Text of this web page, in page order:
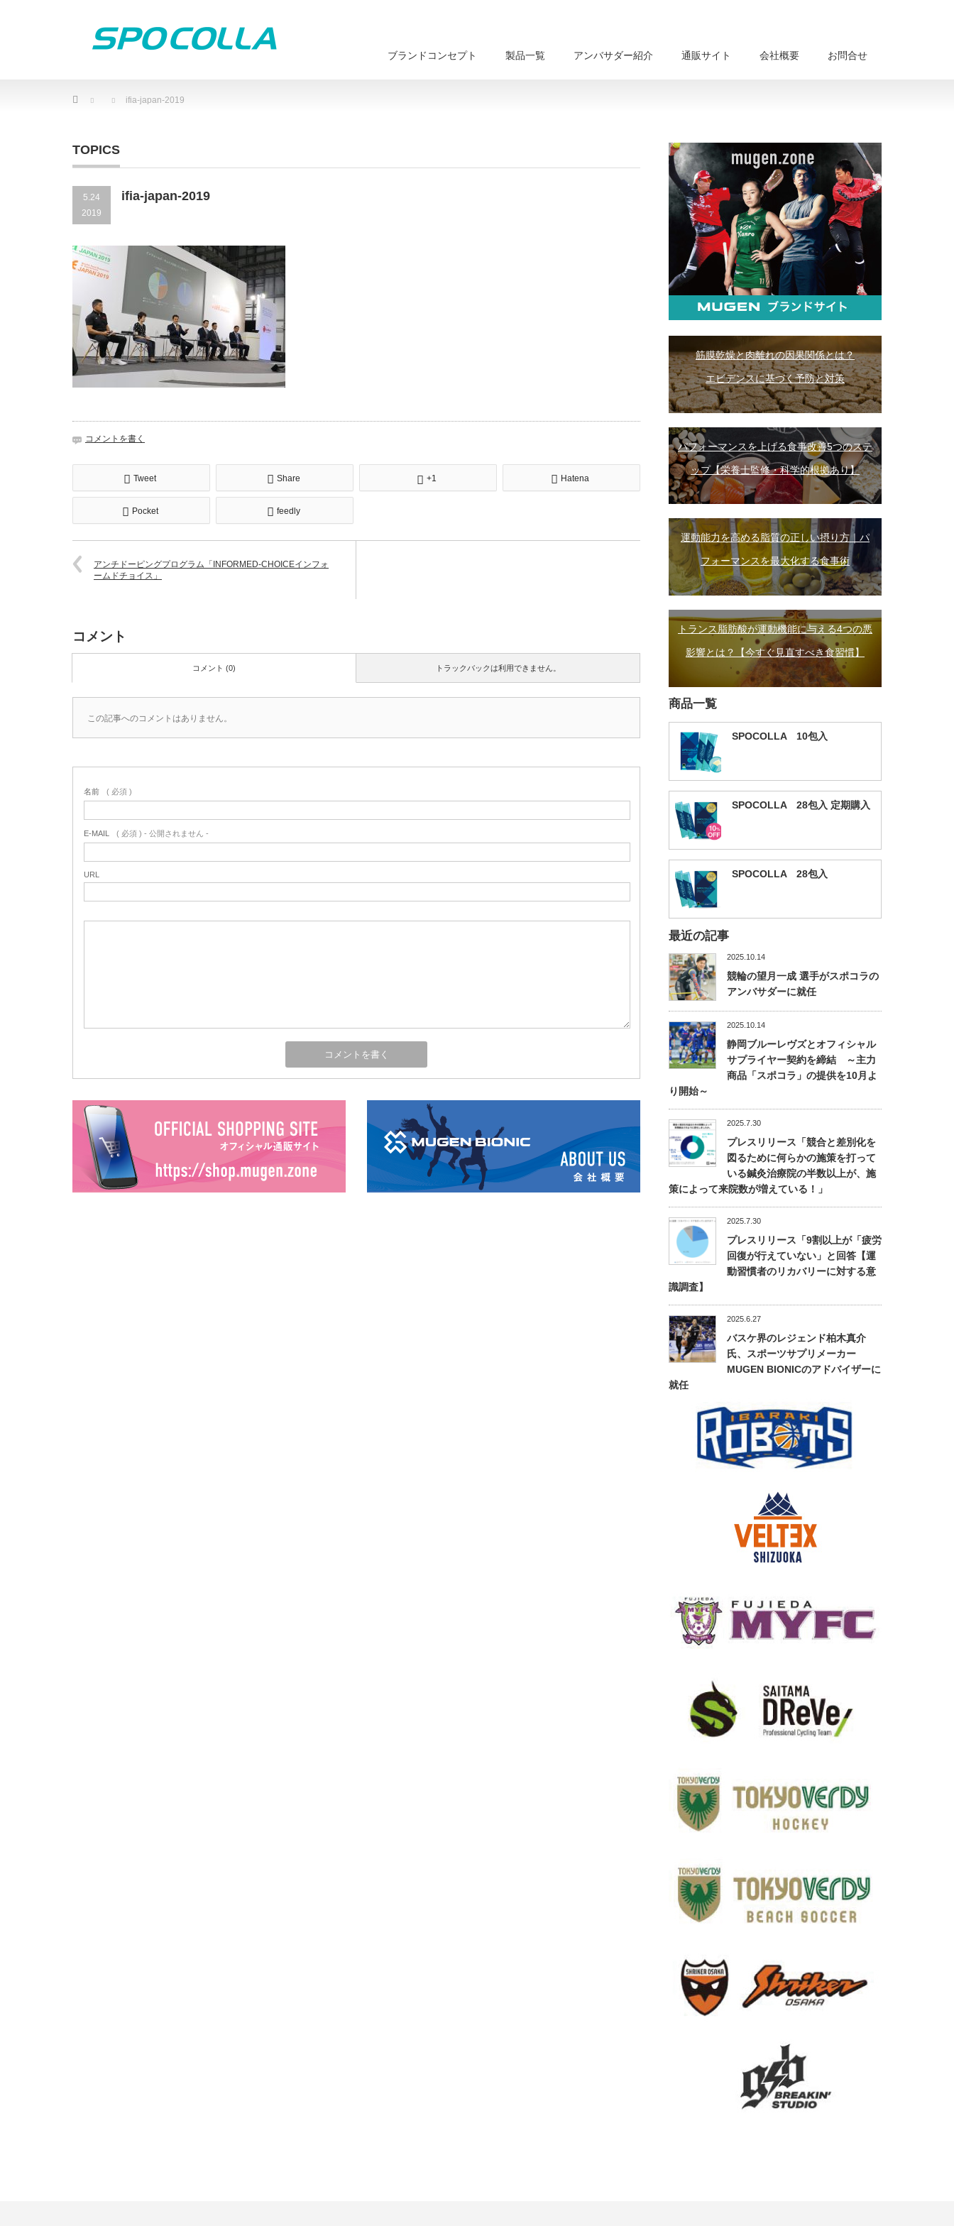
ブランドコンセプト 製品一覧 アンバサダー紹介 通販サイト 会社概要 お問合せ
Home ifia-japan-2019
TOPICS
5.24
2019
ifia-japan-2019
コメントを書く
Tweet Share +1 Hatena
Pocket feedly
アンチドーピングプログラム「INFORMED-CHOICEインフォ
ームドチョイス」
コメント
トラックバックは利用できません。
コメント (0)
この記事へのコメントはありません。
名前 ( 必須 )
E-MAIL ( 必須 ) - 公開されません -
URL
筋膜乾燥と肉離れの因果関係とは？
エビデンスに基づく予防と対策
パフォーマンスを上げる食事改善5つのステ
ップ【栄養士監修・科学的根拠あり】
運動能力を高める脂質の正しい摂り方｜パ
フォーマンスを最大化する食事術
トランス脂肪酸が運動機能に与える4つの悪
影響とは？【今すぐ見直すべき食習慣】
商品一覧
SPOCOLLA 10包入
SPOCOLLA 28包入 定期購入
SPOCOLLA 28包入
最近の記事
2025.10.14
競輪の望月一成 選手がスポコラの
アンバサダーに就任
2025.10.14
静岡ブルーレヴズとオフィシャル
サプライヤー契約を締結 ～主力
商品「スポコラ」の提供を10月よ
り開始～
2025.7.30
プレスリリース「競合と差別化を
図るために何らかの施策を打って
いる鍼灸治療院の半数以上が、施
策によって来院数が増えている！」
2025.7.30
プレスリリース「9割以上が「疲労
回復が行えていない」と回答【運
動習慣者のリカバリーに対する意
識調査】
2025.6.27
バスケ界のレジェンド柏木真介
氏、スポーツサプリメーカー
MUGEN BIONICのアドバイザーに
就任